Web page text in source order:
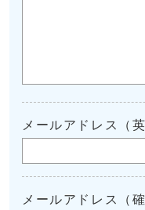
メールアドレス（
メールアドレス（